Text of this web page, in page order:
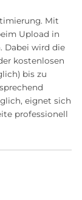
Mit
Upload in
Dabei wird die
kostenlosen
bis zu
eignet sich
professionell